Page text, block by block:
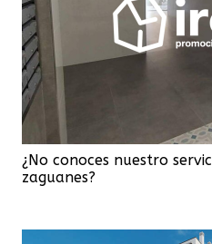
¿No conoces nuestro
zaguanes?